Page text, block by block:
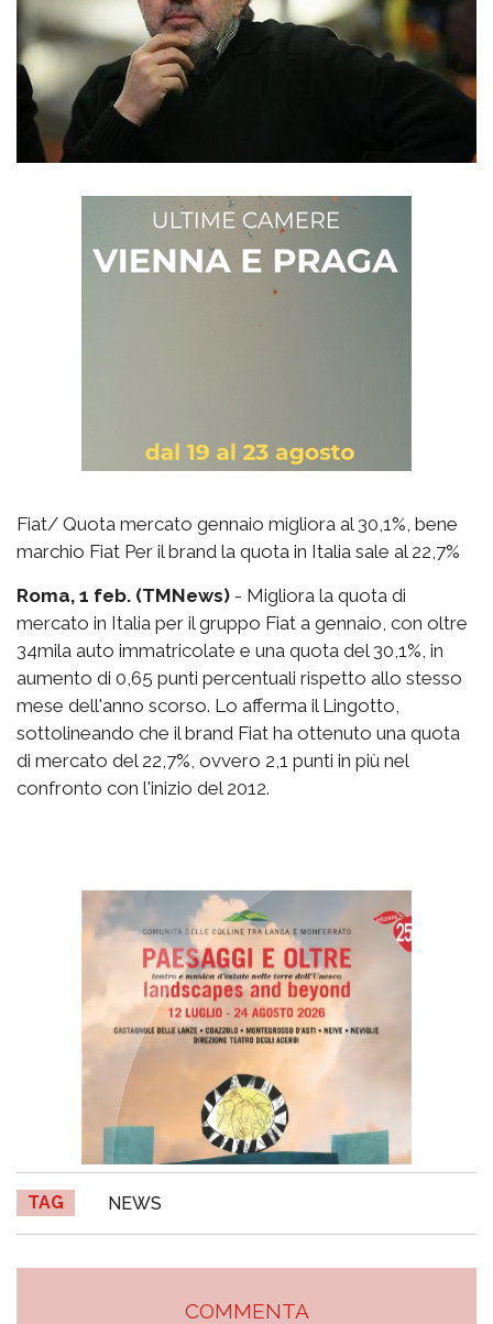
Fiat/ Quota mercato gennaio migliora al 30,1%, bene
marchio Fiat Per il brand la quota in Italia sale al 22,7%
Roma, 1 feb. (TMNews) - Migliora la quota di
mercato in Italia per il gruppo Fiat a gennaio, con oltre
34mila auto immatricolate e una quota del 30,1%, in
aumento di 0,65 punti percentuali rispetto allo stesso
mese dell'anno scorso. Lo afferma il Lingotto,
sottolineando che il brand Fiat ha ottenuto una quota
di mercato del 22,7%, ovvero 2,1 punti in più nel
confronto con l'inizio del 2012.
TAG NEWS
COMMENTA